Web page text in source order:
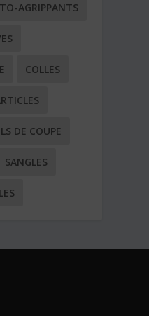
AGRIPPANTS
COLLES
DE COUPE
SANGLES